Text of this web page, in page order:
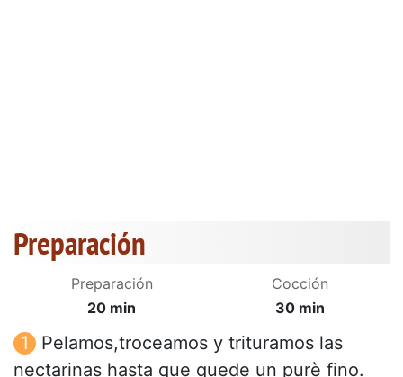
Preparación
Preparación
20 min
Cocción
30 min
Pelamos,troceamos y trituramos las
nectarinas hasta que quede un purè fino.